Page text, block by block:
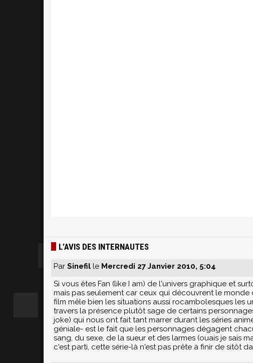
L’AVIS DES INTERNAUTES
Par Sinefil le Mercredi 27 Janvier 2010, 5:04
Si vous êtes Fan (like I am) de l'univers graphique et
mais pas seulement car ceux qui découvrent le
film mêle bien les situations aussi rocambolesques les
travers la présence plutôt sage de certains
joke) qui nous ont fait tant marrer durant les séries
géniale- est le fait que les personnages dégagent
sang, du sexe, de la sueur et des larmes (ouais je sais
c'est parti, cette série-là n'est pas prête à finir de sitôt